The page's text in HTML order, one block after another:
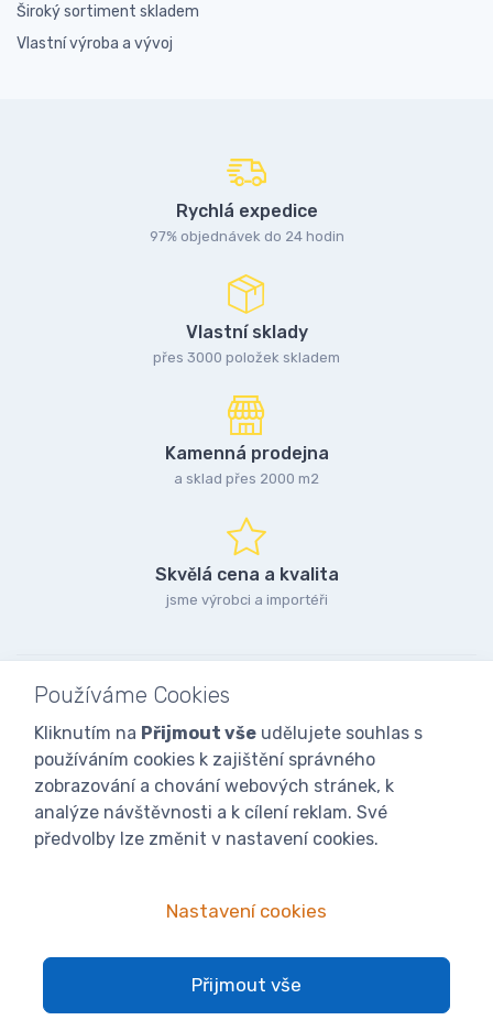
Široký sortiment skladem
Vlastní výroba a vývoj
Rychlá expedice
97% objednávek do 24 hodin
Vlastní sklady
přes 3000 položek skladem
Kamenná prodejna
a sklad přes 2000 m2
Skvělá cena a kvalita
jsme výrobci a importéři
fanoušky: Včelařské potřeby - www.ivcelarstvi.cz
Používáme Cookies
Kliknutím na Přijmout vše udělujete souhlas s
používáním cookies k zajištění správného
zobrazování a chování webových stránek, k
analýze návštěvnosti a k cílení reklam. Své
předvolby lze změnit v nastavení cookies.
Nastavení cookies
Přijmout vše